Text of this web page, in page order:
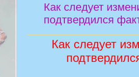
Как следует
подтвердился
Как следует